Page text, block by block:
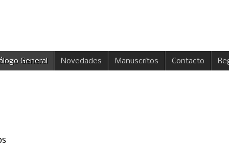
General Novedades Manuscritos Contacto